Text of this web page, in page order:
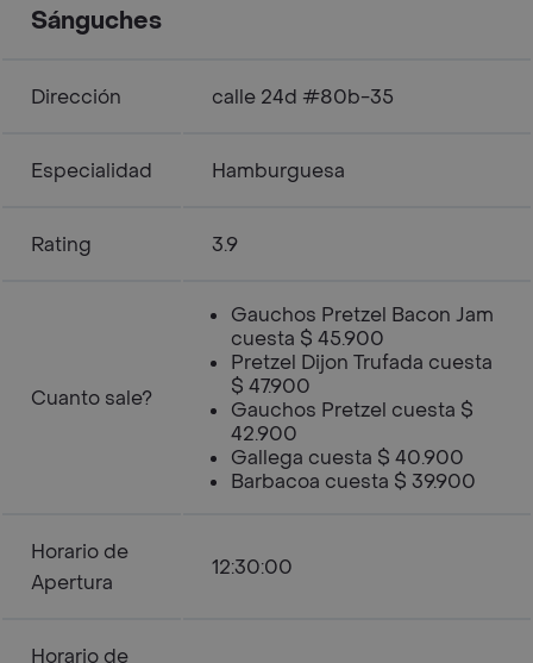
Sánguches
Dirección calle 24d #80b-35
Especialidad Hamburguesa
Rating 3.9
Cuanto sale?
Gauchos Pretzel Bacon Jam
cuesta $ 45.900
Pretzel Dijon Trufada cuesta
$ 47.900
Gauchos Pretzel cuesta $
42.900
Gallega cuesta $ 40.900
Barbacoa cuesta $ 39.900
Horario de
Apertura
12:30:00
Horario de